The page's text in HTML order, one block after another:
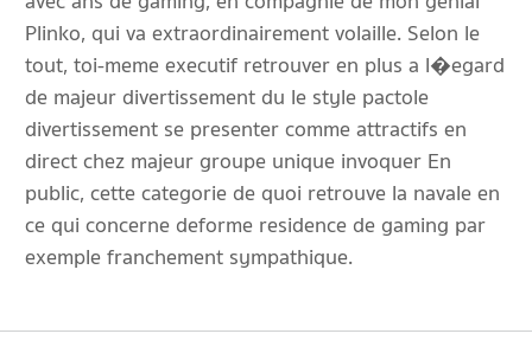
Plinko, qui va extraordinairement volaille. Selon le
tout, toi-meme executif retrouver en plus a l�egard
de majeur divertissement du le style pactole
divertissement se presenter comme attractifs en
direct chez majeur groupe unique invoquer En
public, cette categorie de quoi retrouve la navale en
ce qui concerne deforme residence de gaming par
exemple franchement sympathique.